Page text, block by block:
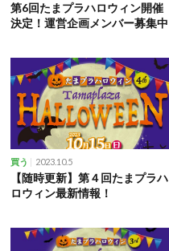
第6回たまプラハロウィン開催
決定！運営企画メンバー募集中
買う 2023.10.5
【随時更新】第４回たまプラハ
ロウィン最新情報！